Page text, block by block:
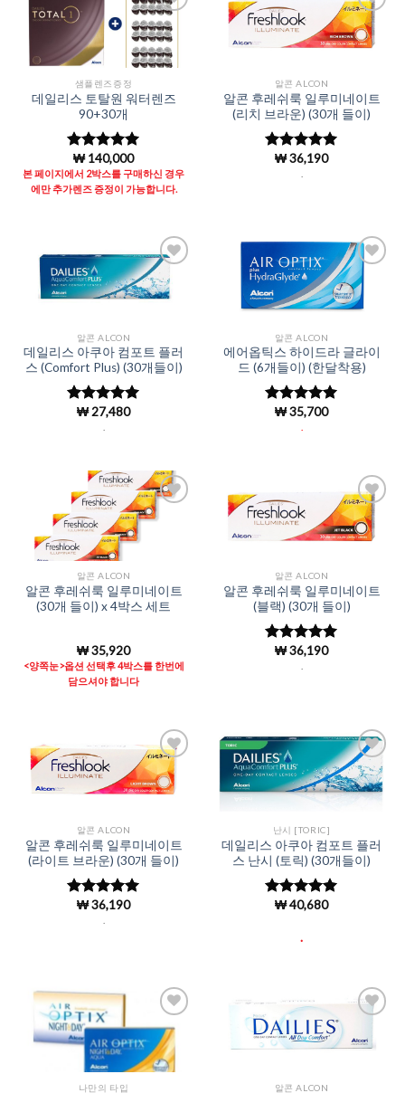
Add to
Wishlist
샘플렌즈증정
데일리스 토탈원 워터렌즈
90+30개
5 중에서
4.97로 평
가됨
₩140,000
본 페이지에서 2박스를 구매하신 경우
에만 추가렌즈 증정이 가능합니다.
Add to
Wishlist
알콘 ALCON
알콘 후레쉬룩 일루미네이트
(리치 브라운) (30개 들이)
5 중에서
로 평
₩36,190
Add to
Wishlist
알콘 ALCON
데일리스 아쿠아 컴포트 플러
스 (Comfort Plus) (30개들이)
5 중에서
로 평
₩27,480
Add to
Wishlist
알콘 ALCON
에어옵틱스 하이드라 글라이
드 (6개들이) (한달착용)
5 중에서
로 평
₩35,700
Add to
알콘 ALCON
알콘 후레쉬룩 일루미네이트
(30개 들이) x 4박스 세트
₩35,920
<양쪽눈>옵션 선택후 4박스를 한번에
담으셔야 합니다
Add to
Wishlist
알콘 ALCON
알콘 후레쉬룩 일루미네이트
(블랙) (30개 들이)
5 중에서
로 평
₩36,190
Add to
Wishlist
알콘 ALCON
알콘 후레쉬룩 일루미네이트
(라이트 브라운) (30개 들이)
5 중에서
로 평
₩36,190
Add to
Wishlist
난시 [TORIC]
데일리스 아쿠아 컴포트 플러
스 난시 (토릭) (30개들이)
5 중에서
₩40,680
.
Add to
Wishlist
나만의 타입
Wishlist
알콘 ALCON